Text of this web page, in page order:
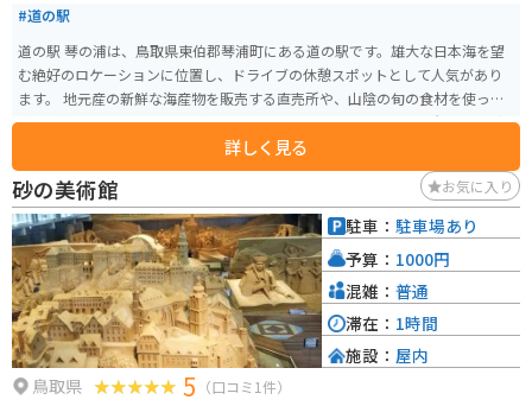
#道の駅
道の駅 琴の浦は、鳥取県東伯郡琴浦町にある道の駅です。雄大な日本海を望
む絶好のロケーションに位置し、ドライブの休憩スポットとして人気があり
ます。 地元産の新鮮な海産物を販売する直売所や、山陰の旬の食材を使った
料理が楽しめるレストランがあります。特に、ベニズワイガニや岩ガキなど
の新鮮な魚介類は絶品です。また、鳥取県の名産品である二十世紀梨を使っ
たスイーツも人気があります。 バイクで訪れる場合、道の駅には広い駐車場
が完備されているので安心です。日本海沿いの道路は景色が良く、ツーリン
グにも最適です。道の駅 琴の浦を起点に、周辺の観光スポットを巡るのもお
すすめです。例えば、車で約10分の距離にある「浦安神社」は、縁結びの神
様として知られており、多くの参拝客が訪れます。
詳しく見る
砂の美術館 お気に入り
鳥取県 5 （口コミ1件）
駐車： 駐車場あり
予算： 1000円
混雑： 普通
滞在： 1時間
施設： 屋内